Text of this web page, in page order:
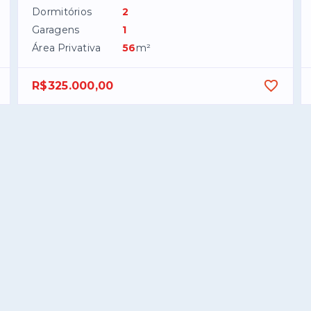
Dormitórios
2
Garagens
1
Área Privativa
56m²
R$325.000,00